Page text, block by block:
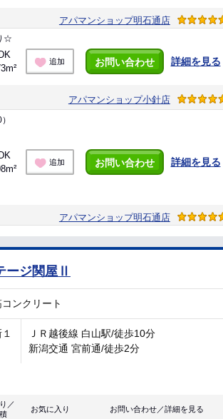
アパマンショップ明石通店
☆
追加 お問い合わせ 詳細を見る
アパマンショップ小針店
追加 お問い合わせ 詳細を見る
アパマンショップ明石通店
ージ関屋Ⅱ
ンクリート
ＪＲ越後線 白山駅/徒歩10分
新潟交通 宮前通/徒歩2分
／
お気に入り お問い合わせ／詳細を見る